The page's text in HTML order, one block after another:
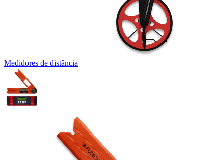
Medidores de distância